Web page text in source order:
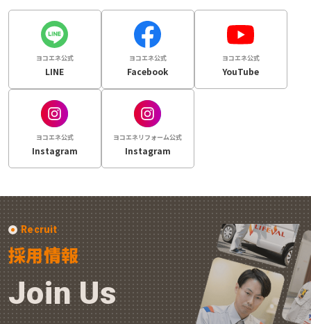
ヨコエネ公式
LINE
ヨコエネ公式
Facebook
ヨコエネ公式
YouTube
ヨコエネ公式
Instagram
ヨコエネリフォーム公式
Instagram
Recruit
採用情報
Join Us